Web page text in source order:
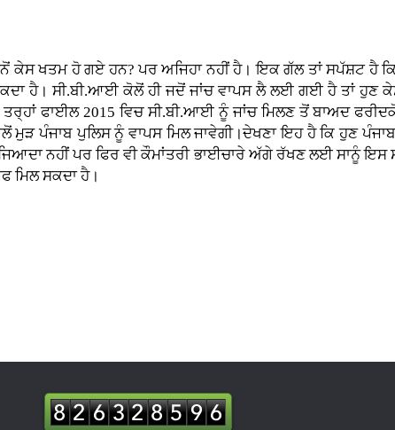
ਕੇਸ ਖਤਮ ਹੋ ਗਏ ਹਨ? ਪਰ ਅਜਿਹਾ ਨਹੀਂ ਹੈ। ਇਕ ਗੱਲ ਤਾਂ ਸਪੱਸ਼ਟ ਹੈ
ਹੈ। ਸੀ.ਬੀ.ਆਈ ਕੋਲੋਂ ਹੀ ਜਦੋਂ ਜਾਂਚ ਵਾਪਸ ਲੈ ਲਈ ਗਈ ਹੈ ਤਾਂ ਹੁਣ
ਫਾਈਲ 2015 ਵਿਚ ਸੀ.ਬੀ.ਆਈ ਨੂੰ ਜਾਂਚ ਮਿਲਣ ਤੋਂ ਬਾਅਦ
ਮੁੜ ਪੰਜਾਬ ਪੁਲਿਸ ਨੂੰ ਵਾਪਸ ਮਿਲ ਜਾਵੇਗੀ।ਦੇਖਣਾ ਇਹ ਹੈ ਕਿ ਹੁਣ
ਨਹੀਂ ਪਰ ਫਿਰ ਵੀ ਕੌਮਾਂਤਰੀ ਭਾਈਚਾਰੇ ਅੱਗੇ ਰੱਖਣ ਲਈ ਸਾਨੂੰ ਇਸ
ਮਿਲ ਸਕਦਾ ਹੈ।